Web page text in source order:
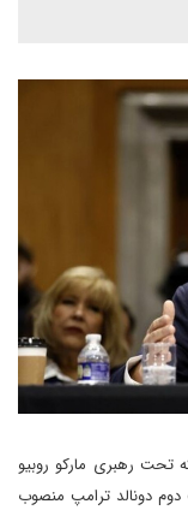
تحت رهبری مارکو روبیو
دولت دوم دونالد ترامپ منصوب